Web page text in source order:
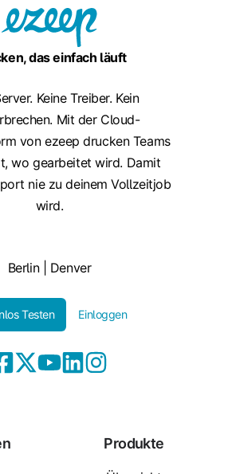
das einfach läuft
Keine Treiber. Kein
Mit der Cloud-
von ezeep drucken Teams
wo gearbeitet wird. Damit
nie zu deinem Vollzeitjob
wird.
Berlin | Denver
Testen Einloggen
Produkte